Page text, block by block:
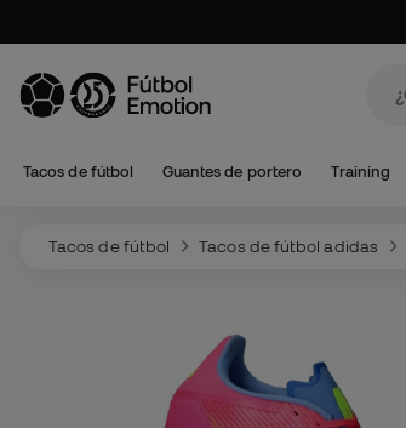
Tacos de fútbol Guantes de portero Training
Tacos de fútbol Tacos de fútbol adidas